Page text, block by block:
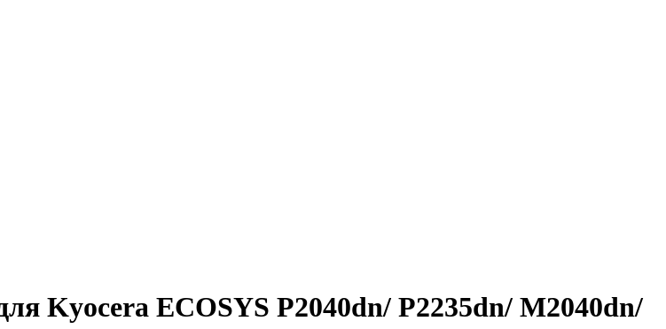
Kyocera ECOSYS P2040dn/ P2235dn/ M2040dn/